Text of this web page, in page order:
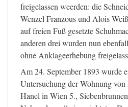
freigelassen weerden: die
Wenzel Franzous und Alois
auf freien Fuß gesetzte
anderen drei wurden nun
ohne Anklageerhebung
Am 24. September 1893 wurde
Untersuchung der Wohnung
Hanel in Wien 5.,